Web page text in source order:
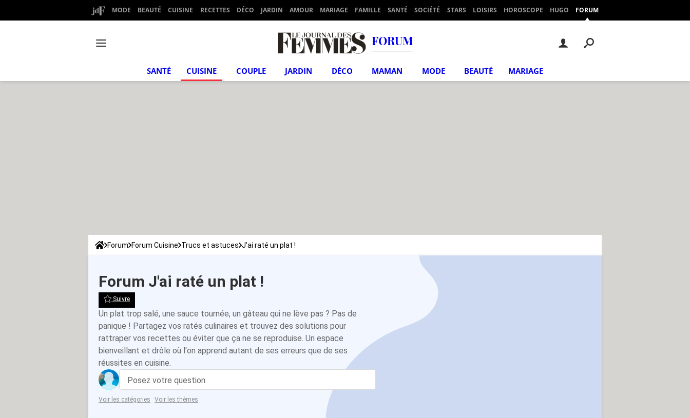
MODE BEAUTÉ CUISINE RECETTES DÉCO JARDIN AMOUR MARIAGE FAMILLE SANTÉ SOCIÉTÉ STARS LOISIRS HOROSCOPE HUGO FORUM
FORUM
SANTÉ CUISINE COUPLE JARDIN DÉCO MAMAN MODE BEAUTÉ MARIAGE
Forum Forum Cuisine Trucs et astuces J'ai raté un plat !
Forum J'ai raté un plat !
Suivre
Un plat trop salé, une sauce tournée, un gâteau qui ne lève pas ? Pas de
panique ! Partagez vos ratés culinaires et trouvez des solutions pour
rattraper vos recettes ou éviter que ça ne se reproduise. Un espace
bienveillant et drôle où l'on apprend autant de ses erreurs que de ses
réussites en cuisine.
Posez votre question
Voir les catégories Voir les thèmes